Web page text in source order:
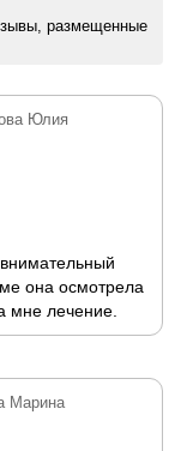
размещенные
Юлия
она осмотрела
мне лечение.
Марина